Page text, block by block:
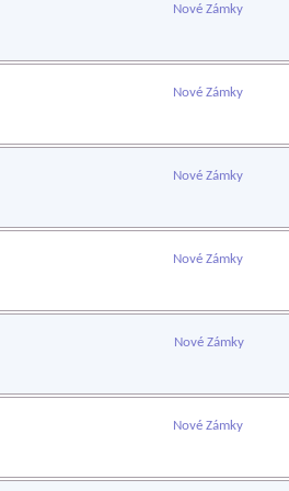
Nové Zámky
Nové Zámky
Nové Zámky
Nové Zámky
Nové Zámky
Nové Zámky